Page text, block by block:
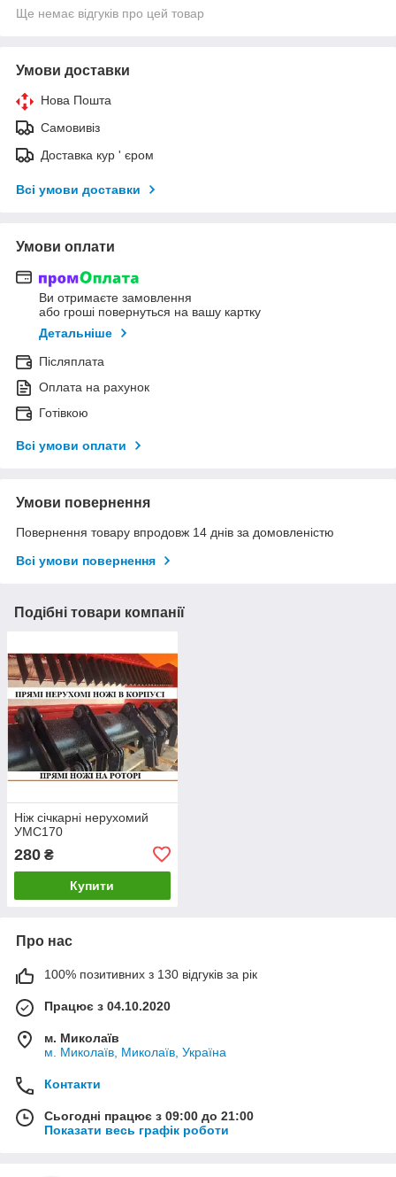
Ще немає відгуків про цей товар
Умови доставки
Нова Пошта
Самовивіз
Доставка кур ' єром
Всі умови доставки
Умови оплати
Ви отримаєте замовлення
або гроші повернуться на вашу картку
Детальніше
Післяплата
Оплата на рахунок
Готівкою
Всі умови оплати
Умови повернення
Повернення товару впродовж 14 днів за домовленістю
Всі умови повернення
Подібні товари компанії
Ніж січкарні нерухомий
УМС170
280 ₴
Купити
Про нас
100% позитивних з 130 відгуків за рік
Працює з 04.10.2020
м. Миколаїв
м. Миколаїв, Миколаїв, Україна
Контакти
Сьогодні працює з 09:00 до 21:00
Показати весь графік роботи